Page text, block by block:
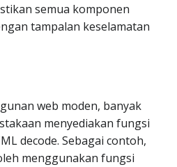
semua komponen
tampalan keselamatan
web moden, banyak
menyediakan fungsi
decode. Sebagai contoh,
menggunakan fungsi